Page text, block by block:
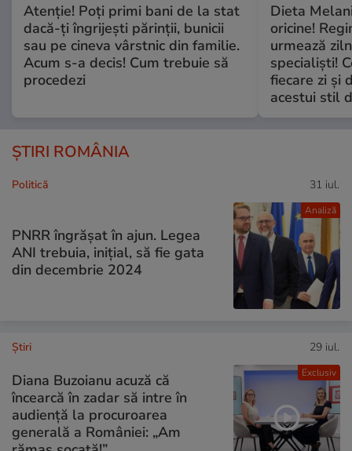
Atenție! Poți primi bani de la stat
dacă-ți îngrijești părinții, bunicii
sau pe cineva vârstnic din familie.
Acum s-a decis! Cum trebuie să
procedezi
Dieta
oricine!
urmează
specialiști!
fiecare zi și
acestui stil
ȘTIRI ROMÂNIA
Analiză
Politică 31 iul.
PNRR îngrășat în ajun. Legea
ANI trebuia, inițial, să fie gata
din decembrie 2024
Exclusiv
Ştiri 29 iul.
Diana Buzoianu acuză că
încearcă în zadar să intre în
audiență la procuroarea
generală a României: „Am